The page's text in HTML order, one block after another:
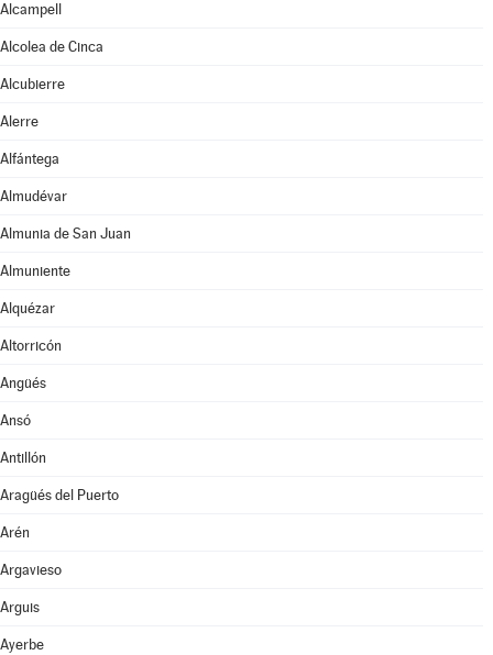
Alcampell
Alcolea de Cinca
Alcubierre
Alerre
Alfántega
Almudévar
Almunia de San Juan
Almuniente
Alquézar
Altorricón
Angüés
Ansó
Antillón
Aragüés del Puerto
Arén
Argavieso
Arguis
Ayerbe